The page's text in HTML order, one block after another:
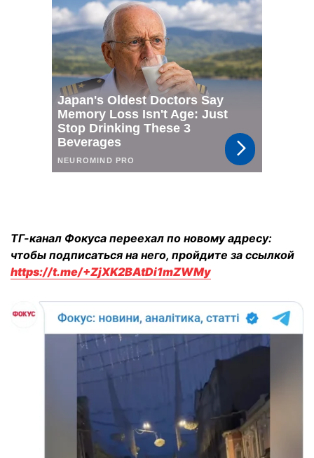
ТГ-канал Фокуса переехал по новому адресу:
чтобы подписаться на него, пройдите за ссылкой
https://t.me/+ZjXK2BAtDi1mZWMy